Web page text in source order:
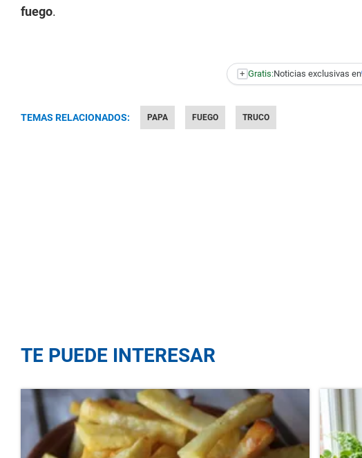
fuego.
+ Gratis:Noticias exclusivas en
TEMAS RELACIONADOS: PAPA FUEGO TRUCO
TE PUEDE INTERESAR